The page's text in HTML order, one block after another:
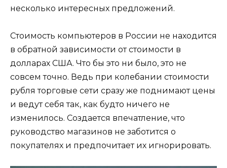
несколько интересных предложений.
Стоимость компьютеров в России не находится
в обратной зависимости от стоимости в
долларах США. Что бы это ни было, это не
совсем точно. Ведь при колебании стоимости
рубля торговые сети сразу же поднимают цены
и ведут себя так, как будто ничего не
изменилось. Создается впечатление, что
руководство магазинов не заботится о
покупателях и предпочитает их игнорировать.